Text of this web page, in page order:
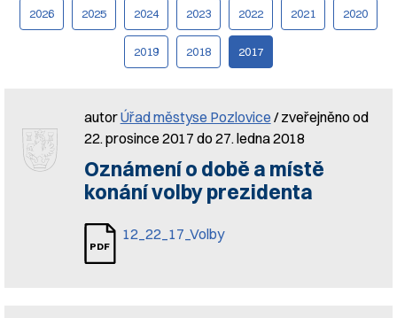
2026 2025 2024 2023 2022 2021 2020
2019 2018 2017
autorÚřad městyse Pozlovice / zveřejněno od
22. prosince 2017 do 27. ledna 2018
Oznámení o době a místě
konání volby prezidenta
12_22_17_Volby